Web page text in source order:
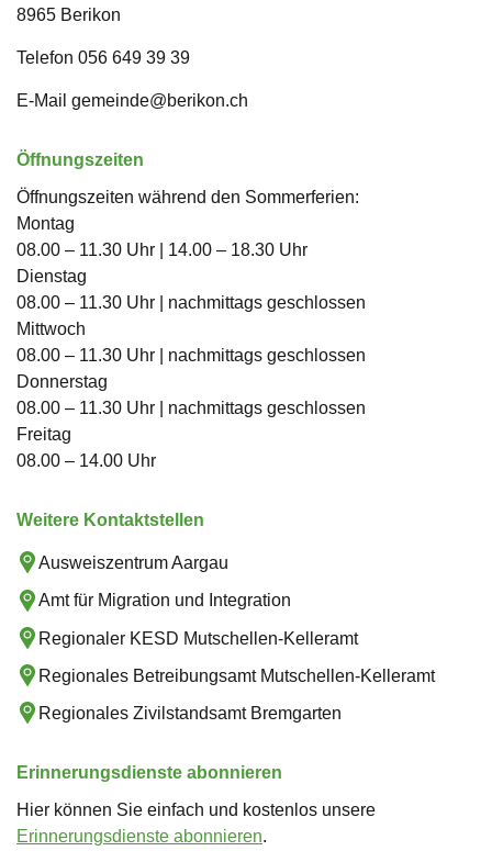
8965 Berikon
Telefon 056 649 39 39
E-Mail gemeinde@berikon.ch
Öffnungszeiten
Öffnungszeiten während den Sommerferien:
Montag
08.00 – 11.30 Uhr | 14.00 – 18.30 Uhr
Dienstag
08.00 – 11.30 Uhr | nachmittags geschlossen
Mittwoch
08.00 – 11.30 Uhr | nachmittags geschlossen
Donnerstag
08.00 – 11.30 Uhr | nachmittags geschlossen
Freitag
08.00 – 14.00 Uhr
Weitere Kontaktstellen
Ausweiszentrum Aargau
Amt für Migration und Integration
Regionaler KESD Mutschellen-Kelleramt
Regionales Betreibungsamt Mutschellen-Kelleramt
Regionales Zivilstandsamt Bremgarten
Erinnerungsdienste abonnieren
Hier können Sie einfach und kostenlos unsere
Erinnerungsdienste abonnieren.